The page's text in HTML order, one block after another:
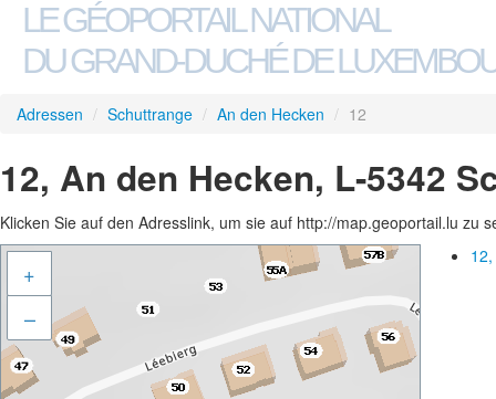
LE GÉOPORTAIL NATIONAL
DU GRAND-DUCHÉ DE
Adressen / Schuttrange / An den Hecken / 12
12, An den Hecken, L-5342
Klicken Sie auf den Adresslink, um sie auf http://map.geoportail.lu zu
+
–